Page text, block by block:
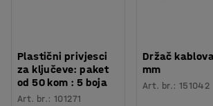
Testirano: NT Fire 017, 60P
Plastični privjesci
za ključeve: paket
od 50 kom : 5 boja
Art. br.:101271
Držač
mm
Art. br.: 151042